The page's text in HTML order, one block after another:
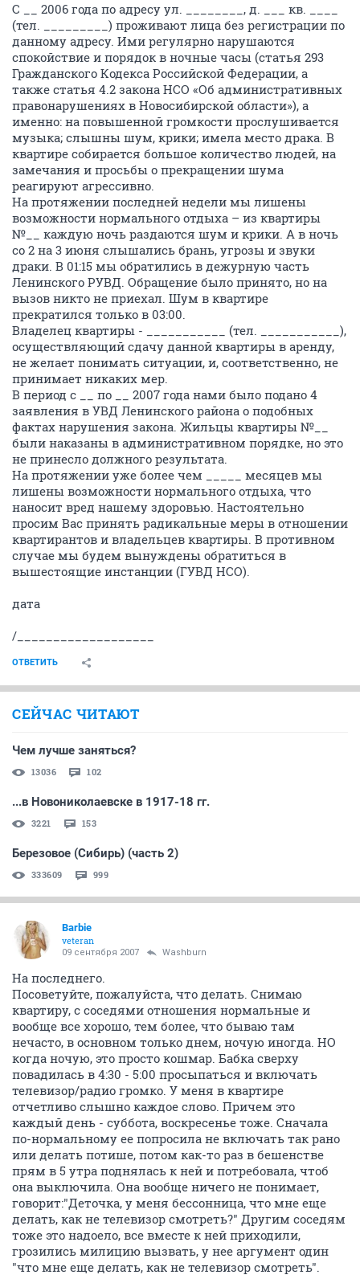
С __ 2006 года по адресу ул. ________, д. ___ кв. ____
(тел. _________) проживают лица без регистрации по
данному адресу. Ими регулярно нарушаются
спокойствие и порядок в ночные часы (статья 293
Гражданского Кодекса Российской Федерации, а
также статья 4.2 закона НСО «Об административных
правонарушениях в Новосибирской области»), а
именно: на повышенной громкости прослушивается
музыка; слышны шум, крики; имела место драка. В
квартире собирается большое количество людей, на
замечания и просьбы о прекращении шума
реагируют агрессивно.
На протяжении последней недели мы лишены
возможности нормального отдыха – из квартиры
№__ каждую ночь раздаются шум и крики. А в ночь
со 2 на 3 июня слышались брань, угрозы и звуки
драки. В 01:15 мы обратились в дежурную часть
Ленинского РУВД. Обращение было принято, но на
вызов никто не приехал. Шум в квартире
прекратился только в 03:00.
Владелец квартиры - ___________ (тел. ___________),
осуществляющий сдачу данной квартиры в аренду,
не желает понимать ситуации, и, соответственно, не
принимает никаких мер.
В период с __ по __ 2007 года нами было подано 4
заявления в УВД Ленинского района о подобных
фактах нарушения закона. Жильцы квартиры №__
были наказаны в административном порядке, но это
не принесло должного результата.
На протяжении уже более чем _____ месяцев мы
лишены возможности нормального отдыха, что
наносит вред нашему здоровью. Настоятельно
просим Вас принять радикальные меры в отношении
квартирантов и владельцев квартиры. В противном
случае мы будем вынуждены обратиться в
вышестоящие инстанции (ГУВД НСО).
дата
/___________________
ОТВЕТИТЬ
СЕЙЧАС ЧИТАЮТ
Чем лучше заняться?
13036 102
...в Новониколаевске в 1917-18 гг.
3221 153
Березовое (Сибирь) (часть 2)
333609 999
Barbie
veteran
09 сентября 2007 Washburn
На последнего.
Посоветуйте, пожалуйста, что делать. Снимаю
квартиру, с соседями отношения нормальные и
вообще все хорошо, тем более, что бываю там
нечасто, в основном только днем, ночую иногда. НО
когда ночую, это просто кошмар. Бабка сверху
повадилась в 4:30 - 5:00 просыпаться и включать
телевизор/радио громко. У меня в квартире
отчетливо слышно каждое слово. Причем это
каждый день - суббота, воскресенье тоже. Сначала
по-нормальному ее попросила не включать так рано
или делать потише, потом как-то раз в бешенстве
прям в 5 утра поднялась к ней и потребовала, чтоб
она выключила. Она вообще ничего не понимает,
говорит:"Деточка, у меня бессонница, что мне еще
делать, как не телевизор смотреть?" Другим соседям
тоже это надоело, все вместе к ней приходили,
грозились милицию вызвать, у нее аргумент один
"что мне еще делать, как не телевизор смотреть".